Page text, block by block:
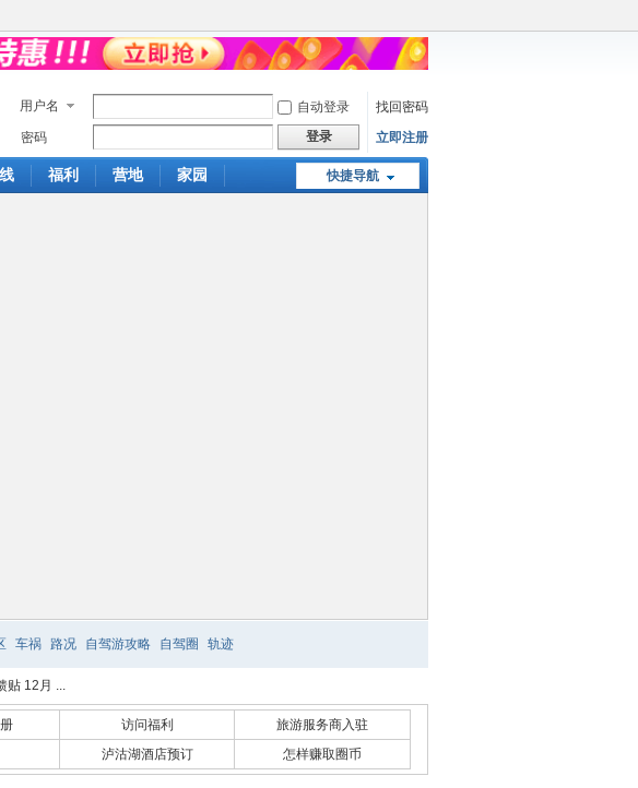
用户名 自动登录
找回密码
密码
登录 立即注册
快捷导航
福利 营地 家园
车祸 路况 自驾游攻略 自驾圈 轨迹
贴 12月 ...
访问福利
旅游服务商入驻
泸沽湖酒店预订 怎样赚取圈币